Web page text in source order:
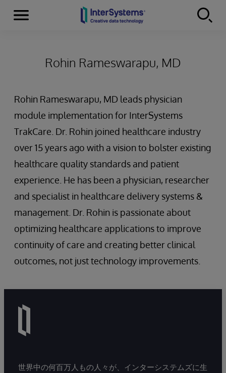
Skip to content
Menu
Rohin Rameswarapu, MD
Rohin Rameswarapu, MD leads physician
module implementation for InterSystems
TrakCare. Dr. Rohin joined healthcare industry
over 15 years ago with a vision to bolster existing
healthcare quality standards and patient
experience. He has been a physician, researcher
and specialist in healthcare delivery systems &
management. Dr. Rohin is passionate about
optimizing healthcare applications to improve
continuity of care and creating better clinical
outcomes, not just technology improvements.
世界中の何百万人もの人々が、インターシステムズに生